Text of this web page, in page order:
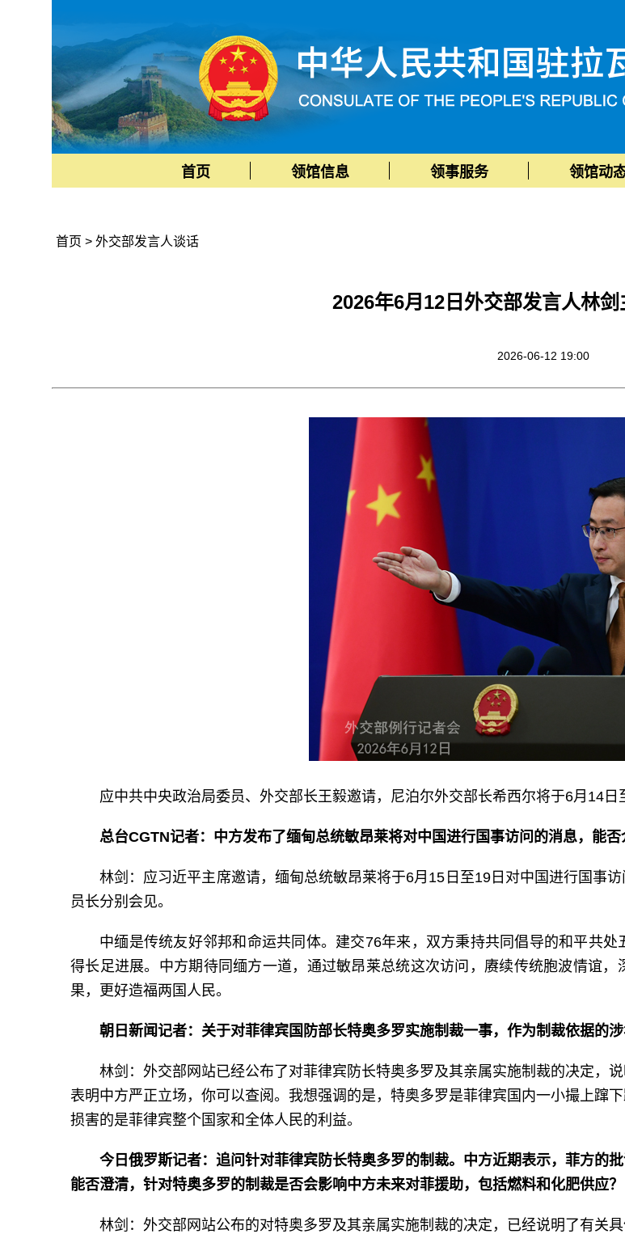
首页 领馆信息 领事服务 领馆动
首页 > 外交部发言人谈话
2026年6月12日外交部发言人林
2026-06-12 19:00
应中共中央政治局委员、外交部长王毅邀请，尼泊尔外交部长希西尔将于6月14日
总台CGTN记者：中方发布了缅甸总统敏昂莱将对中国进行国事访问的消息，能
林剑：应习近平主席邀请，缅甸总统敏昂莱将于6月15日至19日对中国进行国事
员长分别会见。
中缅是传统友好邻邦和命运共同体。建交76年来，双方秉持共同倡导的和平共
得长足进展。中方期待同缅方一道，通过敏昂莱总统这次访问，赓续传统胞波情谊
果，更好造福两国人民。
朝日新闻记者：关于对菲律宾国防部长特奥多罗实施制裁一事，作为制裁依据的
林剑：外交部网站已经公布了对菲律宾防长特奥多罗及其亲属实施制裁的决定，
表明中方严正立场，你可以查阅。我想强调的是，特奥多罗是菲律宾国内一小撮上蹿
损害的是菲律宾整个国家和全体人民的利益。
今日俄罗斯记者：追问针对菲律宾防长特奥多罗的制裁。中方近期表示，菲方的
能否澄清，针对特奥多罗的制裁是否会影响中方未来对菲援助，包括燃料和化肥供应？
林剑：外交部网站公布的对特奥多罗及其亲属实施制裁的决定，已经说明了有关